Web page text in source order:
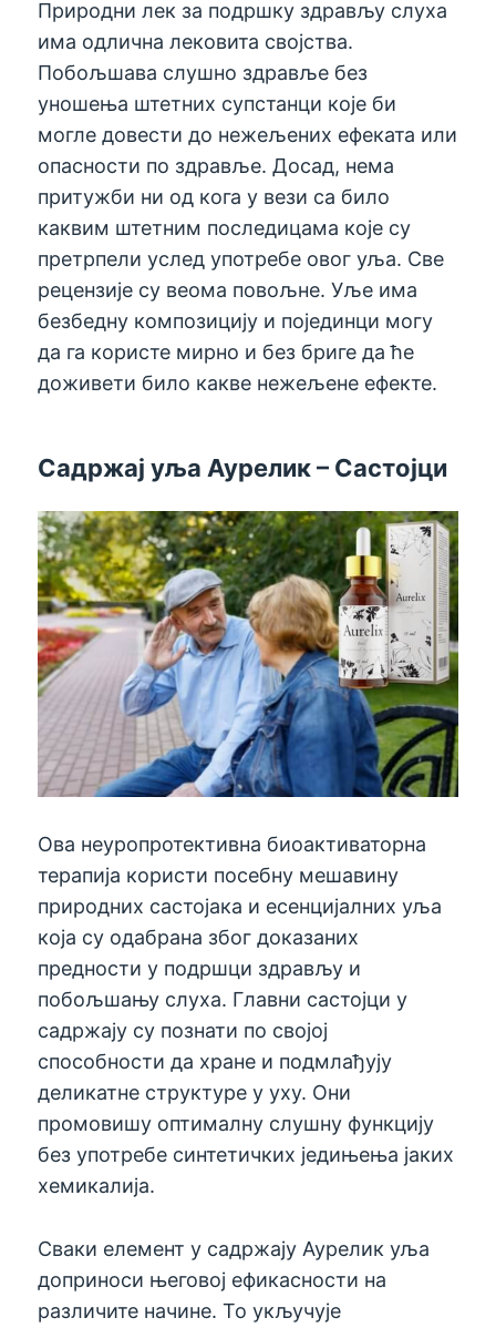
Природни лек за подршку здрављу слуха
има одлична лековита својства.
Побољшава слушно здравље без
уношења штетних супстанци које би
могле довести до нежељених ефеката или
опасности по здравље. Досад, нема
притужби ни од кога у вези са било
каквим штетним последицама које су
претрпели услед употребе овог уља. Све
рецензије су веома повољне. Уље има
безбедну композицију и појединци могу
да га користе мирно и без бриге да ће
доживети било какве нежељене ефекте.
Садржај уља Аурелик – Састојци
Ова неуропротективна биоактиваторна
терапија користи посебну мешавину
природних састојака и есенцијалних уља
која су одабрана због доказаних
предности у подршци здрављу и
побољшању слуха. Главни састојци у
садржају су познати по својој
способности да хране и подмлађују
деликатне структуре у уху. Они
промовишу оптималну слушну функцију
без употребе синтетичких једињења јаких
хемикалија.
Сваки елемент у садржају Аурелик уља
доприноси његовој ефикасности на
различите начине. То укључује